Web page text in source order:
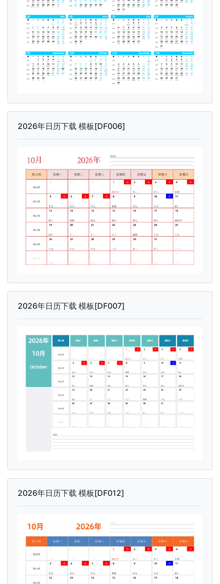
2026年日历下载 模板[DF006]
2026年日历下载 模板[DF007]
2026年日历下载 模板[DF012]